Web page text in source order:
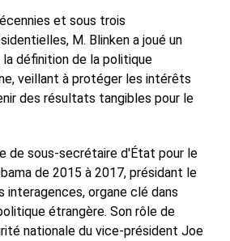
et sous trois
M. Blinken a joué un
définition de la politique
veillant à protéger les intérêts
des résultats tangibles pour le
de sous-secrétaire d'État pour le
de 2015 à 2017, présidant le
interagences, organe clé dans
étrangère. Son rôle de
nationale du vice-président Joe